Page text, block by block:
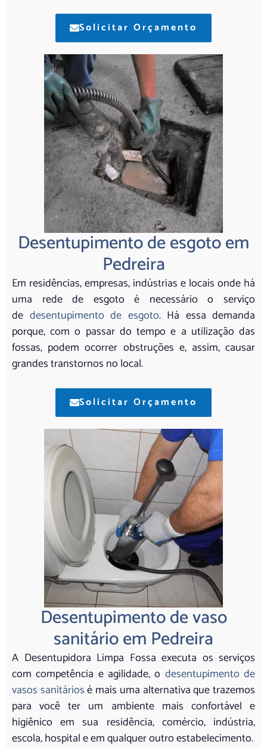
Solicitar Orçamento
Desentupimento de esgoto em
Pedreira
Em residências, empresas, indústrias e locais onde há
uma rede de esgoto é necessário o serviço
de desentupimento de esgoto. Há essa demanda
porque, com o passar do tempo e a utilização das
fossas, podem ocorrer obstruções e, assim, causar
grandes transtornos no local.
Solicitar Orçamento
Desentupimento de vaso
sanitário em Pedreira
A Desentupidora Limpa Fossa executa os serviços
com competência e agilidade, o desentupimento de
vasos sanitáriosé mais uma alternativa que trazemos
para você ter um ambiente mais confortável e
higiênico em sua residência, comércio, indústria,
escola, hospital e em qualquer outro estabelecimento.